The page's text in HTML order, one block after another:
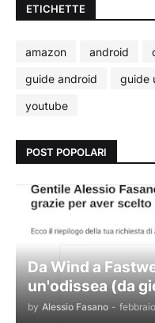
ETICHETTE
amazon android
guide android
guide
youtube
POST POPOLARI
Da Wind a
un'odissea (da
by Alessio Fasano -